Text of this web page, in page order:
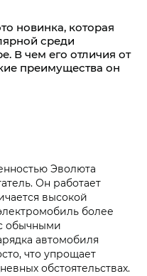
новинка, которая
среди
В чем его отличия от
преимущества он
Эволюта
Он работает
высокой
более
обычными
автомобиля
что упрощает
обстоятельствах.